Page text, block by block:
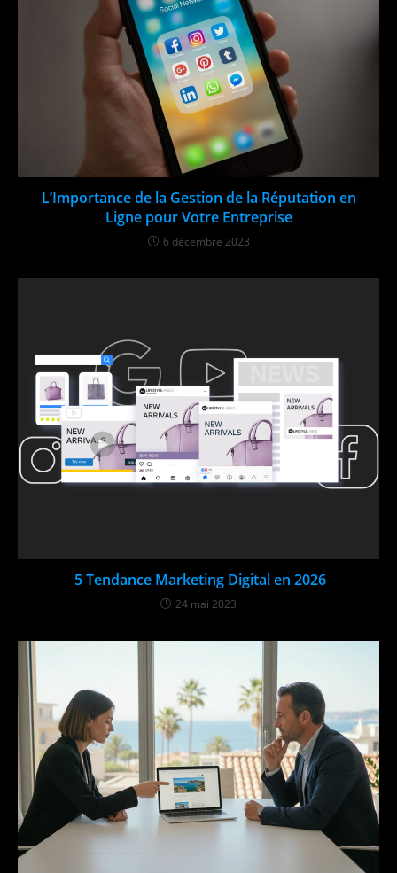
L’Importance de la Gestion de la Réputation en
Ligne pour Votre Entreprise
6 décembre 2023
5 Tendance Marketing Digital en 2026
24 mai 2023